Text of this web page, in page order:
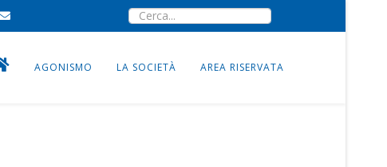
AGONISMO LA SOCIETÀ AREA RISERVATA